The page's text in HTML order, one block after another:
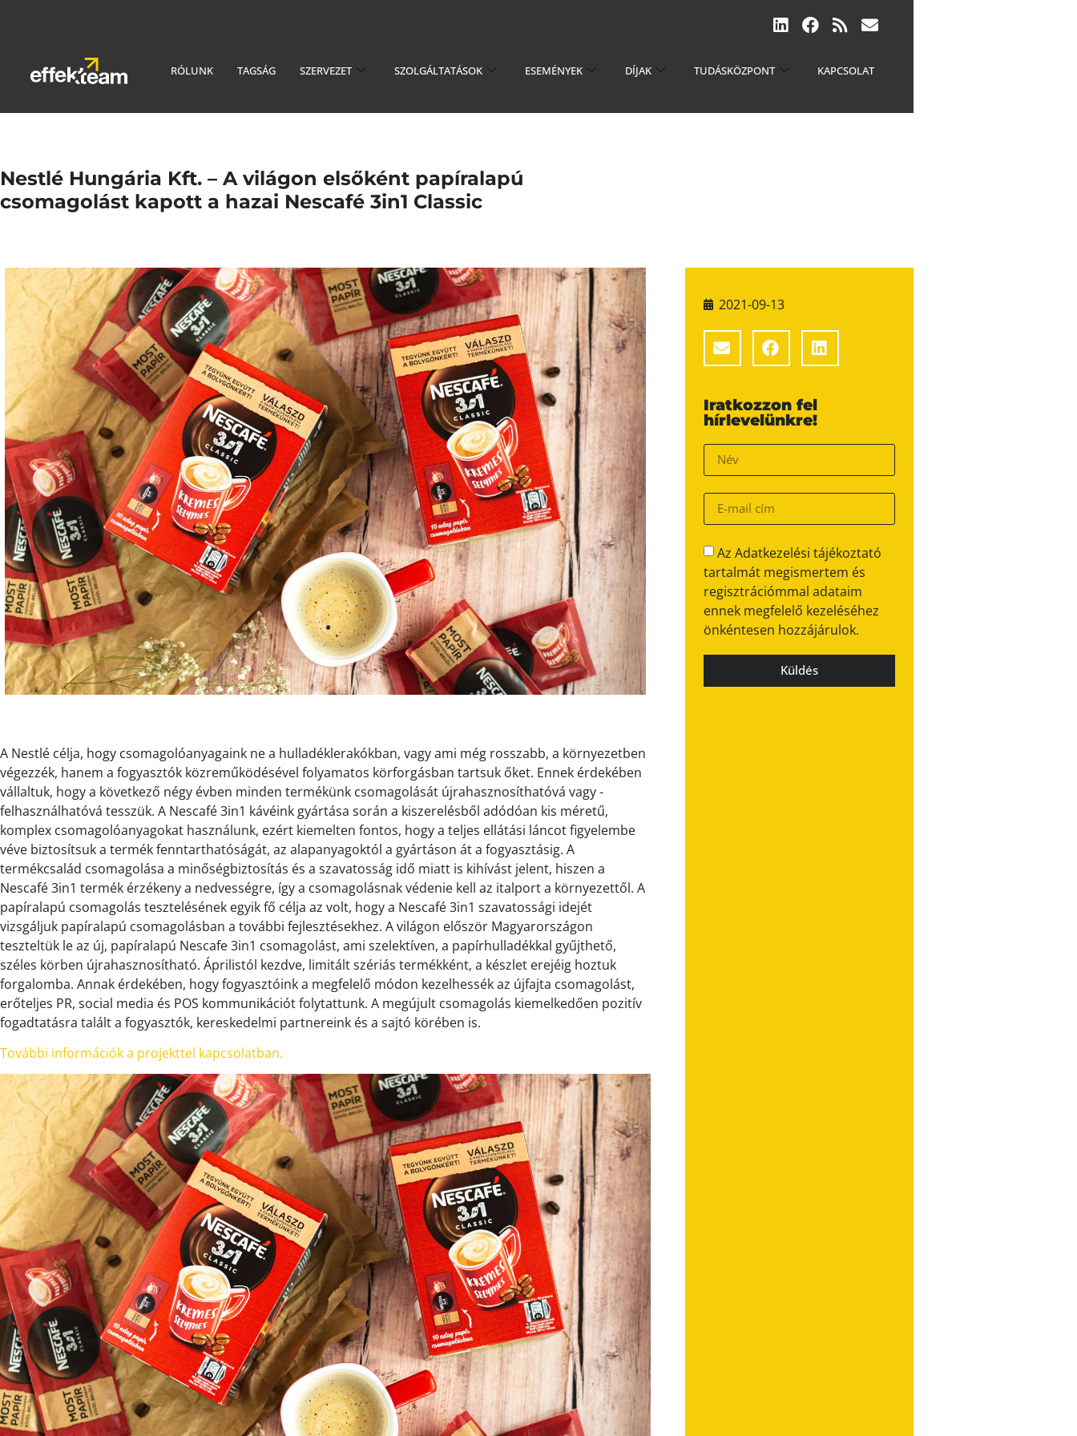
RÓLUNK TAGSÁG SZERVEZET SZOLGÁLTATÁSOK ESEMÉNYEK DÍJAK TUDÁSKÖZPONT KAPCSOLAT
Nestlé Hungária Kft. – A világon elsőként papíralapú
csomagolást kapott a hazai Nescafé 3in1 Classic
A Nestlé célja, hogy csomagolóanyagaink ne a hulladéklerakókban, vagy ami még rosszabb, a környezetben
végezzék, hanem a fogyasztók közreműködésével folyamatos körforgásban tartsuk őket. Ennek érdekében
vállaltuk, hogy a következő négy évben minden termékünk csomagolását újrahasznosíthatóvá vagy -
felhasználhatóvá tesszük. A Nescafé 3in1 kávéink gyártása során a kiszerelésből adódóan kis méretű,
komplex csomagolóanyagokat használunk, ezért kiemelten fontos, hogy a teljes ellátási láncot figyelembe
véve biztosítsuk a termék fenntarthatóságát, az alapanyagoktól a gyártáson át a fogyasztásig. A
termékcsalád csomagolása a minőségbiztosítás és a szavatosság idő miatt is kihívást jelent, hiszen a
Nescafé 3in1 termék érzékeny a nedvességre, így a csomagolásnak védenie kell az italport a környezettől. A
papíralapú csomagolás tesztelésének egyik fő célja az volt, hogy a Nescafé 3in1 szavatossági idejét
vizsgáljuk papíralapú csomagolásban a további fejlesztésekhez. A világon először Magyarországon
teszteltük le az új, papíralapú Nescafe 3in1 csomagolást, ami szelektíven, a papírhulladékkal gyűjthető,
széles körben újrahasznosítható. Áprilistól kezdve, limitált szériás termékként, a készlet erejéig hoztuk
forgalomba. Annak érdekében, hogy fogyasztóink a megfelelő módon kezelhessék az újfajta csomagolást,
erőteljes PR, social media és POS kommunikációt folytattunk. A megújult csomagolás kiemelkedően pozitív
fogadtatásra talált a fogyasztók, kereskedelmi partnereink és a sajtó körében is.
További információk a projekttel kapcsolatban.
2021-09-13
Iratkozzon fel
hírlevelünkre!
Az Adatkezelési tájékoztató
tartalmát megismertem és
regisztrációmmal adataim
ennek megfelelő kezeléséhez
önkéntesen hozzájárulok.
Küldés